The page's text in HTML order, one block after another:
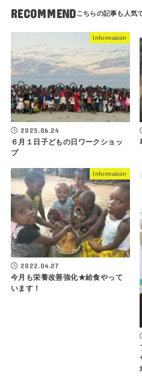
RECOMMEND
Information
2025.06.24
６月１日子どもの日ワークショッ
プ
Information
2022.04.27
今月も栄養改善強化★給食やって
います！